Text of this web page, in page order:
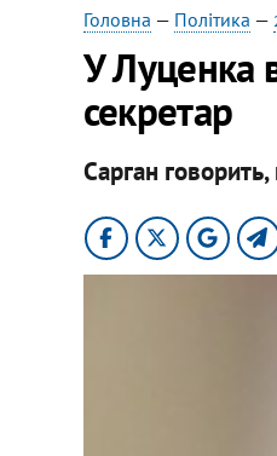
Головна — Політика —
У Луценка
секретар
Сарган